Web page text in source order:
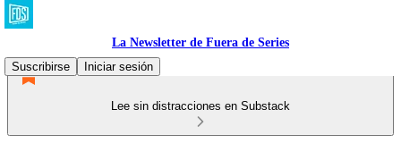
La Newsletter de Fuera de Series
Suscribirse
Iniciar sesión
Lee sin distracciones en Substack